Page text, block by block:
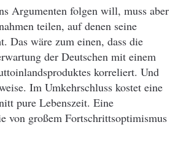
Argumenten folgen will, muss aber
teilen, auf denen seine
Das wäre zum einen, dass die
der Deutschen mit einem
korreliert. Und
Im Umkehrschluss kostet eine
pure Lebenszeit. Eine
von großem Fortschrittsoptimismus